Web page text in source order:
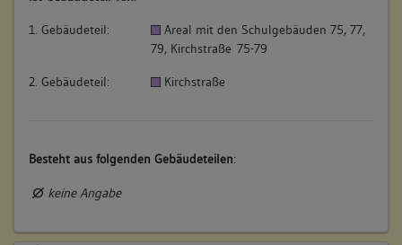
1. Gebäudeteil:
Areal mit den Schulgebäuden 75, 77,
79, Kirchstraße 75-79
2. Gebäudeteil: Kirchstraße
Besteht aus folgenden Gebäudeteilen:
keine Angabe